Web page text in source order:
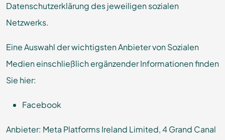
Datenschutzerklärung des jeweiligen sozialen
Netzwerks.
Eine Auswahl der wichtigsten Anbieter von Sozialen
Medien einschließlich ergänzender Informationen finden
Sie hier:
Facebook
Anbieter: Meta Platforms Ireland Limited, 4 Grand Canal